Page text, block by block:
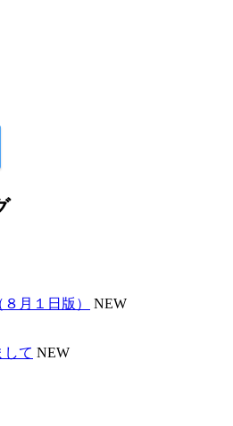
月１日版）
NEW
して NEW